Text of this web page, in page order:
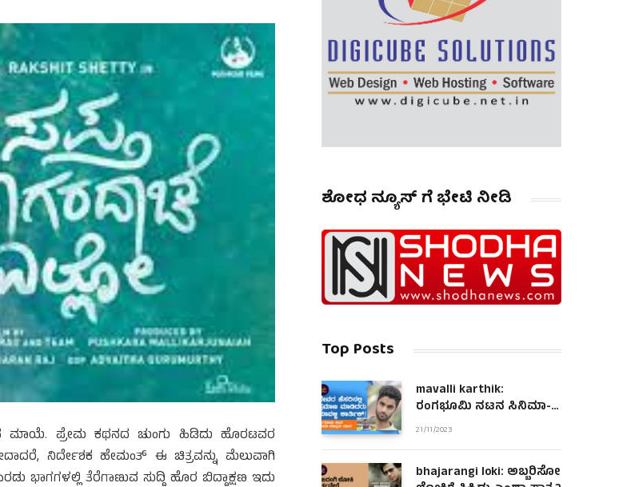
ಮಾಯೆ. ಪ್ರೇಮ ಕಥನದ ಚುಂಗು ಹಿಡಿದು ಹೊರಟವರ
ನಿರ್ದೇಶಕ ಹೇಮಂತ್ ಈ ಚಿತ್ರವನ್ನು ಮೆಲುವಾಗಿ
ಭಾಗಗಳಲ್ಲಿ ತೆರೆಗಾಣುವ ಸುದ್ದಿ ಹೊರ ಬಿದ್ದಾಕ್ಷಣ ಇದು
ಶೋಧ ನ್ಯೂಸ್ ಗೆ ಭೇಟಿ ನೀಡಿ
Top Posts
mavalli karthik:
ರಂಗಭೂಮಿ ನಟನ ಸಿನಿಮಾ-
ಮಾಧ್ಯಮ ಯಾನ!
21/11/2023
bhajarangi loki: ಅಬ್ಬರಿಸೋ